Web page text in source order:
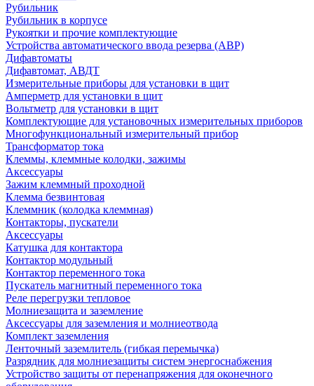
Рубильник
Рубильник в корпусе
Рукоятки и прочие комплектующие
Устройства автоматического ввода резерва (АВР)
Дифавтоматы
Дифавтомат, АВДТ
Измерительные приборы для установки в щит
Амперметр для установки в щит
Вольтметр для установки в щит
Комплектующие для установочных измерительных приборов
Многофункциональный измерительный прибор
Трансформатор тока
Клеммы, клеммные колодки, зажимы
Аксессуары
Зажим клеммный проходной
Клемма безвинтовая
Клеммник (колодка клеммная)
Контакторы, пускатели
Аксессуары
Катушка для контактора
Контактор модульный
Контактор переменного тока
Пускатель магнитный переменного тока
Реле перегрузки тепловое
Молниезащита и заземление
Аксессуары для заземления и молниеотвода
Комплект заземления
Ленточный заземлитель (гибкая перемычка)
Разрядник для молниезащиты систем энергоснабжения
Устройство защиты от перенапряжения для оконечного